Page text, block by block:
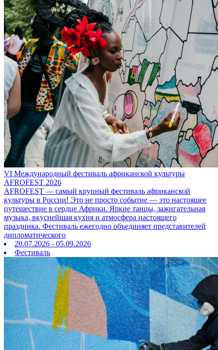
VI Международный фестиваль африканской культуры
AFROFEST 2026
AFROFEST — самый крупный фестиваль африканской
культуры в России! Это не просто событие — это настоящее
путешествие в сердце Африки. Яркие танцы, зажигательная
музыка, вкуснейшая кухня и атмосфера настоящего
праздника. Фестиваль ежегодно объединяет представителей
дипломатического
20.07.2026 - 05.09.2026
Фестиваль